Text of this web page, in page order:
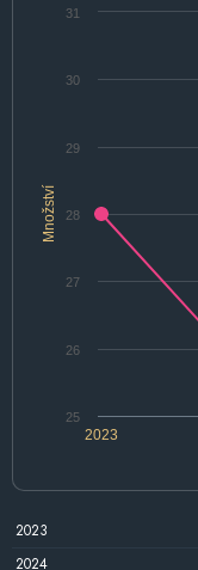
Množství
2023
25
26
27
28
29
30
31
2023
2024